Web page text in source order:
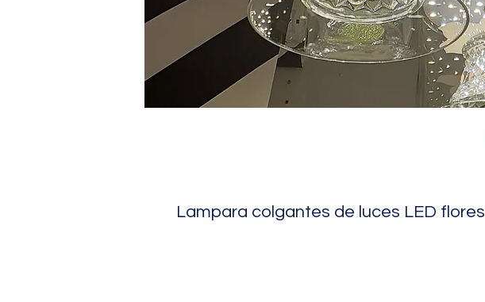
Lampara colgantes de luces LED flores